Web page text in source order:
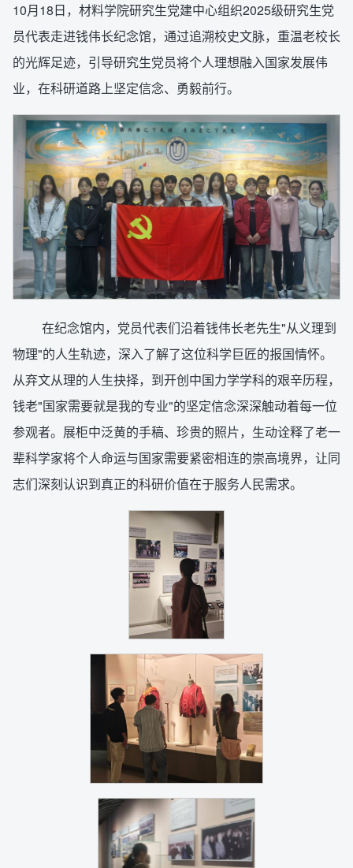
10月18日，材料学院研究生党建中心组织2025级研究生党
员代表走进钱伟长纪念馆，通过追溯校史文脉，重温老校长
的光辉足迹，引导研究生党员将个人理想融入国家发展伟
业，在科研道路上坚定信念、勇毅前行。
在纪念馆内，党员代表们沿着钱伟长老先生"从义理到
物理"的人生轨迹，深入了解了这位科学巨匠的报国情怀。
从弃文从理的人生抉择，到开创中国力学学科的艰辛历程，
钱老"国家需要就是我的专业"的坚定信念深深触动着每一位
参观者。展柜中泛黄的手稿、珍贵的照片，生动诠释了老一
辈科学家将个人命运与国家需要紧密相连的崇高境界，让同
志们深刻认识到真正的科研价值在于服务人民需求。